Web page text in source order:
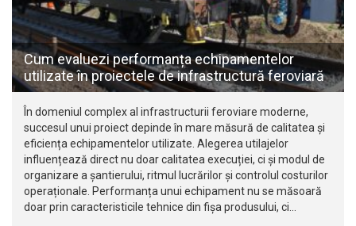
Cum evaluezi performanța echipamentelor
utilizate în proiectele de infrastructură feroviară
În domeniul complex al infrastructurii feroviare moderne,
succesul unui proiect depinde în mare măsură de calitatea și
eficiența echipamentelor utilizate. Alegerea utilajelor
influențează direct nu doar calitatea execuției, ci și modul de
organizare a șantierului, ritmul lucrărilor și controlul costurilor
operaționale. Performanța unui echipament nu se măsoară
doar prin caracteristicile tehnice din fișa produsului, ci…